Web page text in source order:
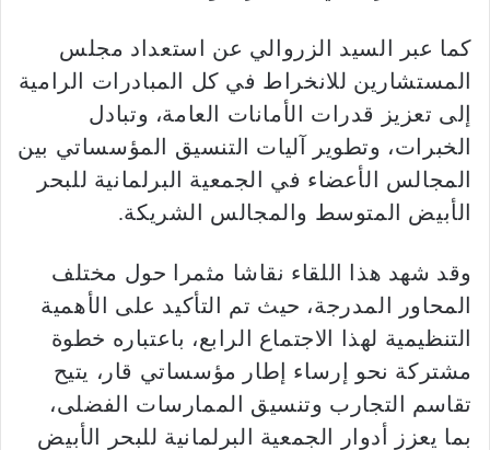
كما عبر السيد الزروالي عن استعداد مجلس
المستشارين للانخراط في كل المبادرات الرامية
إلى تعزيز قدرات الأمانات العامة، وتبادل
الخبرات، وتطوير آليات التنسيق المؤسساتي بين
المجالس الأعضاء في الجمعية البرلمانية للبحر
الأبيض المتوسط والمجالس الشريكة.
وقد شهد هذا اللقاء نقاشا مثمرا حول مختلف
المحاور المدرجة، حيث تم التأكيد على الأهمية
التنظيمية لهذا الاجتماع الرابع، باعتباره خطوة
مشتركة نحو إرساء إطار مؤسساتي قار، يتيح
تقاسم التجارب وتنسيق الممارسات الفضلى،
بما يعزز أدوار الجمعية البرلمانية للبحر الأبيض